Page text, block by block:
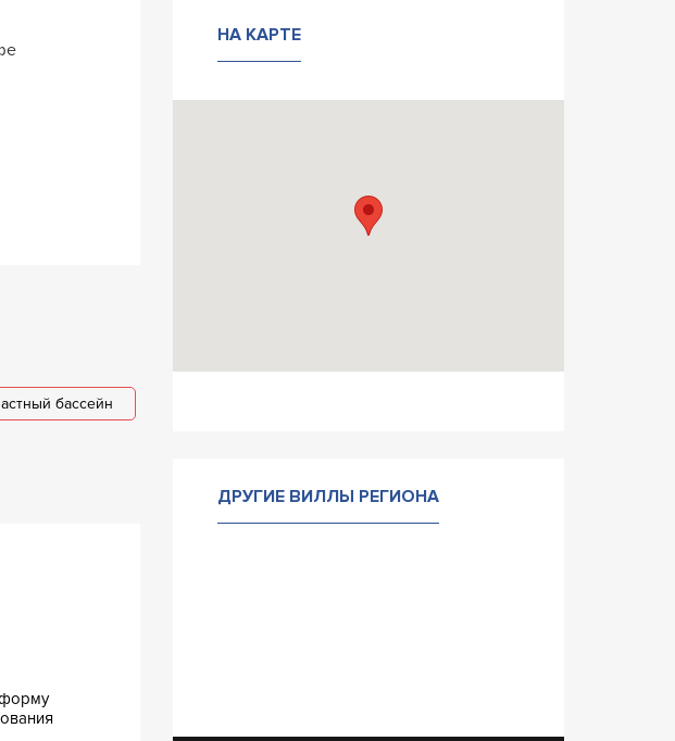
бассейн
НА КАРТЕ
ДРУГИЕ ВИЛЛЫ РЕГИОНА